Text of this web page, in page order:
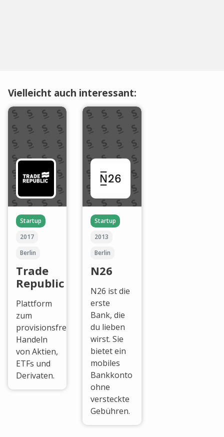
Vielleicht auch interessant:
Startup
2017
Berlin
Trade
Republic
Plattform
zum
provisionsfreien
Handeln
von Aktien,
ETFs und
Derivaten.
Startup
2013
Berlin
N26
N26 ist die
erste
Bank, die
du lieben
wirst. Sie
bietet ein
mobiles
Bankkonto
ohne
versteckte
Gebühren.